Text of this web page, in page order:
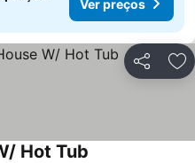
Ver preços
Partilhar
Hot Tub